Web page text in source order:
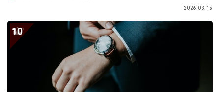
2026.03.15